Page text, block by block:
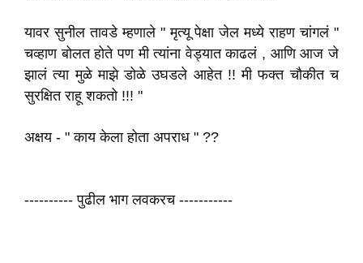
यावर सुनील तावडे म्हणाले " मृत्यू पेक्षा जेल मध्ये राहण चांगलं "
चव्हाण बोलत होते पण मी त्यांना वेड्यात काढलं , आणि आज जे
झालं त्या मुळे माझे डोळे उघडले आहेत !! मी फक्त चौकीत च
सुरक्षित राहू शकतो !!! "
अक्षय - " काय केला होता अपराध " ??
---------- पुढील भाग लवकरच -----------